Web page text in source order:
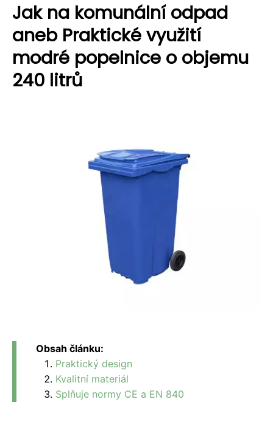
Jak na komunální odpad
aneb Praktické využití
modré popelnice o objemu
240 litrů
Obsah článku:
Praktický design
Kvalitní materiál
Splňuje normy CE a EN 840